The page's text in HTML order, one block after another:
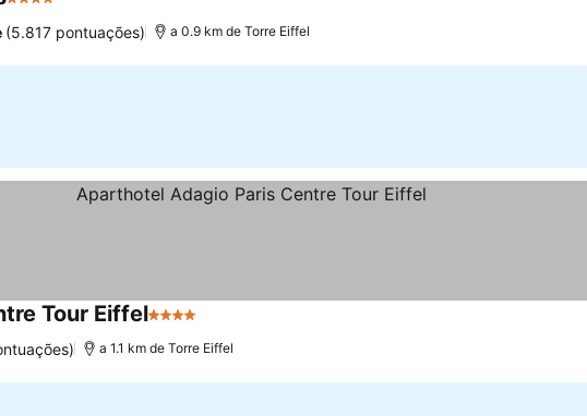
4 Estrelas
(5.817 pontuações) a 0.9 km de Torre Eiffel
Tour Eiffel4 Estrelas
a 1.1 km de Torre Eiffel